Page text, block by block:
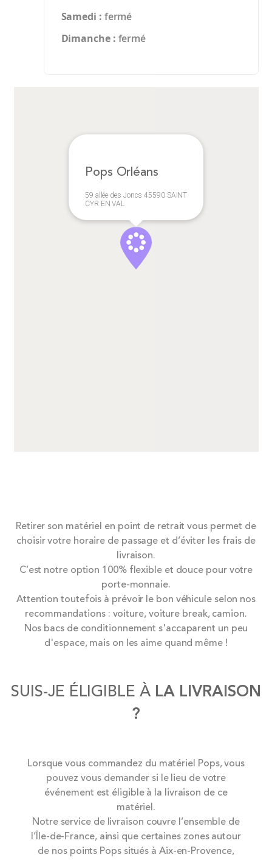
Pops Orléans
59 allée des Joncs 45590 SAINT
CYR EN VAL
Samedi : fermé
Dimanche : fermé
Retirer son matériel en point de retrait vous permet de
choisir votre horaire de passage et d’éviter les frais de
livraison.
C’est notre option 100% flexible et douce pour votre
porte-monnaie.
Attention toutefois à prévoir le bon véhicule selon nos
recommandations : voiture, voiture break, camion.
Nos bacs de conditionnement s'accaparent un peu
d'espace, mais on les aime quand même !
SUIS-JE ÉLIGIBLE À LA LIVRAISON
?
Lorsque vous commandez du matériel Pops, vous
pouvez vous demander si le lieu de votre
événement est éligible à la livraison de ce
matériel.
Notre service de livraison couvre l’ensemble de
l’Île-de-France, ainsi que certaines zones autour
de nos points Pops situés à Aix-en-Provence,